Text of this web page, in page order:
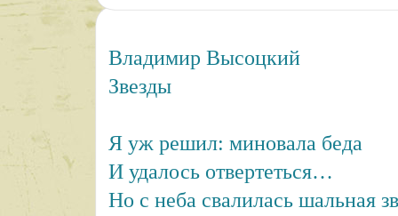
Владимир Высоцкий
Звезды
Я уж решил: миновала беда
И удалось отвертеться…
Но с неба свалилась шальная